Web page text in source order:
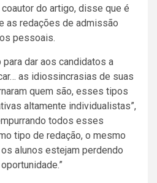
do artigo, disse que é
as redações de admissão
pessoais.
dar aos candidatos a
as idiossincrasias de suas
quem são, esses tipos
altamente individualistas”,
todos esses
tipo de redação, o mesmo
alunos estejam perdendo